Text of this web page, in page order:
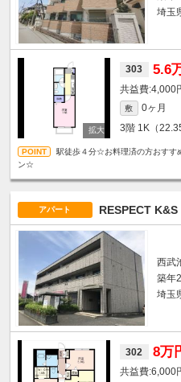
埼玉
303 5.6
4,000
敷 0ヶ月
3階 1K（
駅徒歩４分☆お料理済の方おすす
ン☆
アパート RESPECT K&S
西武
築年
埼玉
302 8万
6,000